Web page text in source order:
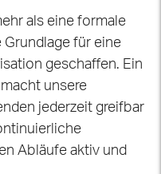
als eine formale
Grundlage für eine
geschaffen. Ein
unsere
jederzeit greifbar
Abläufe aktiv und